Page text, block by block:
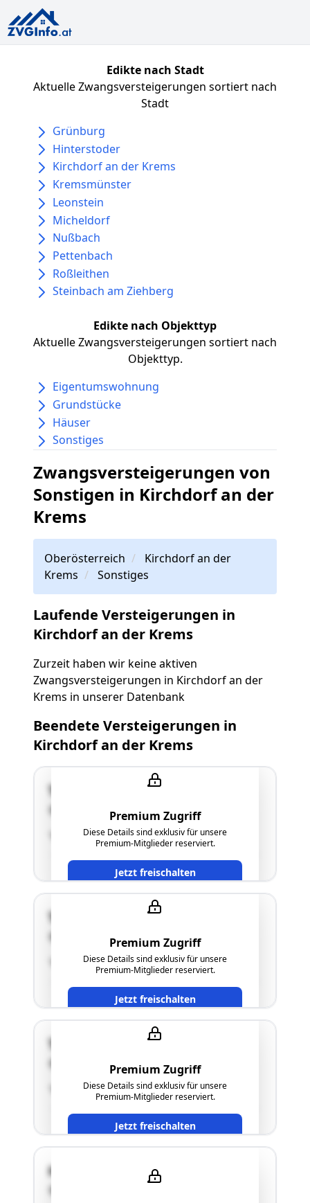
Edikte nach Stadt
Aktuelle Zwangsversteigerungen sortiert nach
Stadt
Grünburg
Hinterstoder
Kirchdorf an der Krems
Kremsmünster
Leonstein
Micheldorf
Nußbach
Pettenbach
Roßleithen
Steinbach am Ziehberg
Edikte nach Objekttyp
Aktuelle Zwangsversteigerungen sortiert nach
Objekttyp.
Eigentumswohnung
Grundstücke
Häuser
Sonstiges
Zwangsversteigerungen von
Sonstigen in Kirchdorf an der
Krems
Oberösterreich
Kirchdorf an der
Krems
Sonstiges
Laufende Versteigerungen in
Kirchdorf an der Krems
Zurzeit haben wir keine aktiven
Zwangsversteigerungen in Kirchdorf an der
Krems in unserer Datenbank
Beendete Versteigerungen in
Kirchdorf an der Krems
Premium Zugriff
Diese Details sind exklusiv für unsere
Premium-Mitglieder reserviert.
Jetzt freischalten
Tambergau 32
4573 Hinterstoder
"Keine Schätzung erfolgt"
Premium Zugriff
Diese Details sind exklusiv für unsere
Premium-Mitglieder reserviert.
Jetzt freischalten
Tambergau 32
4573 Hinterstoder
"Keine Schätzung erfolgt"
Premium Zugriff
Diese Details sind exklusiv für unsere
Premium-Mitglieder reserviert.
Jetzt freischalten
Tambergau 32
4573 Hinterstoder
"Keine Schätzung erfolgt"
Handel-Mazzetti-Weg 12